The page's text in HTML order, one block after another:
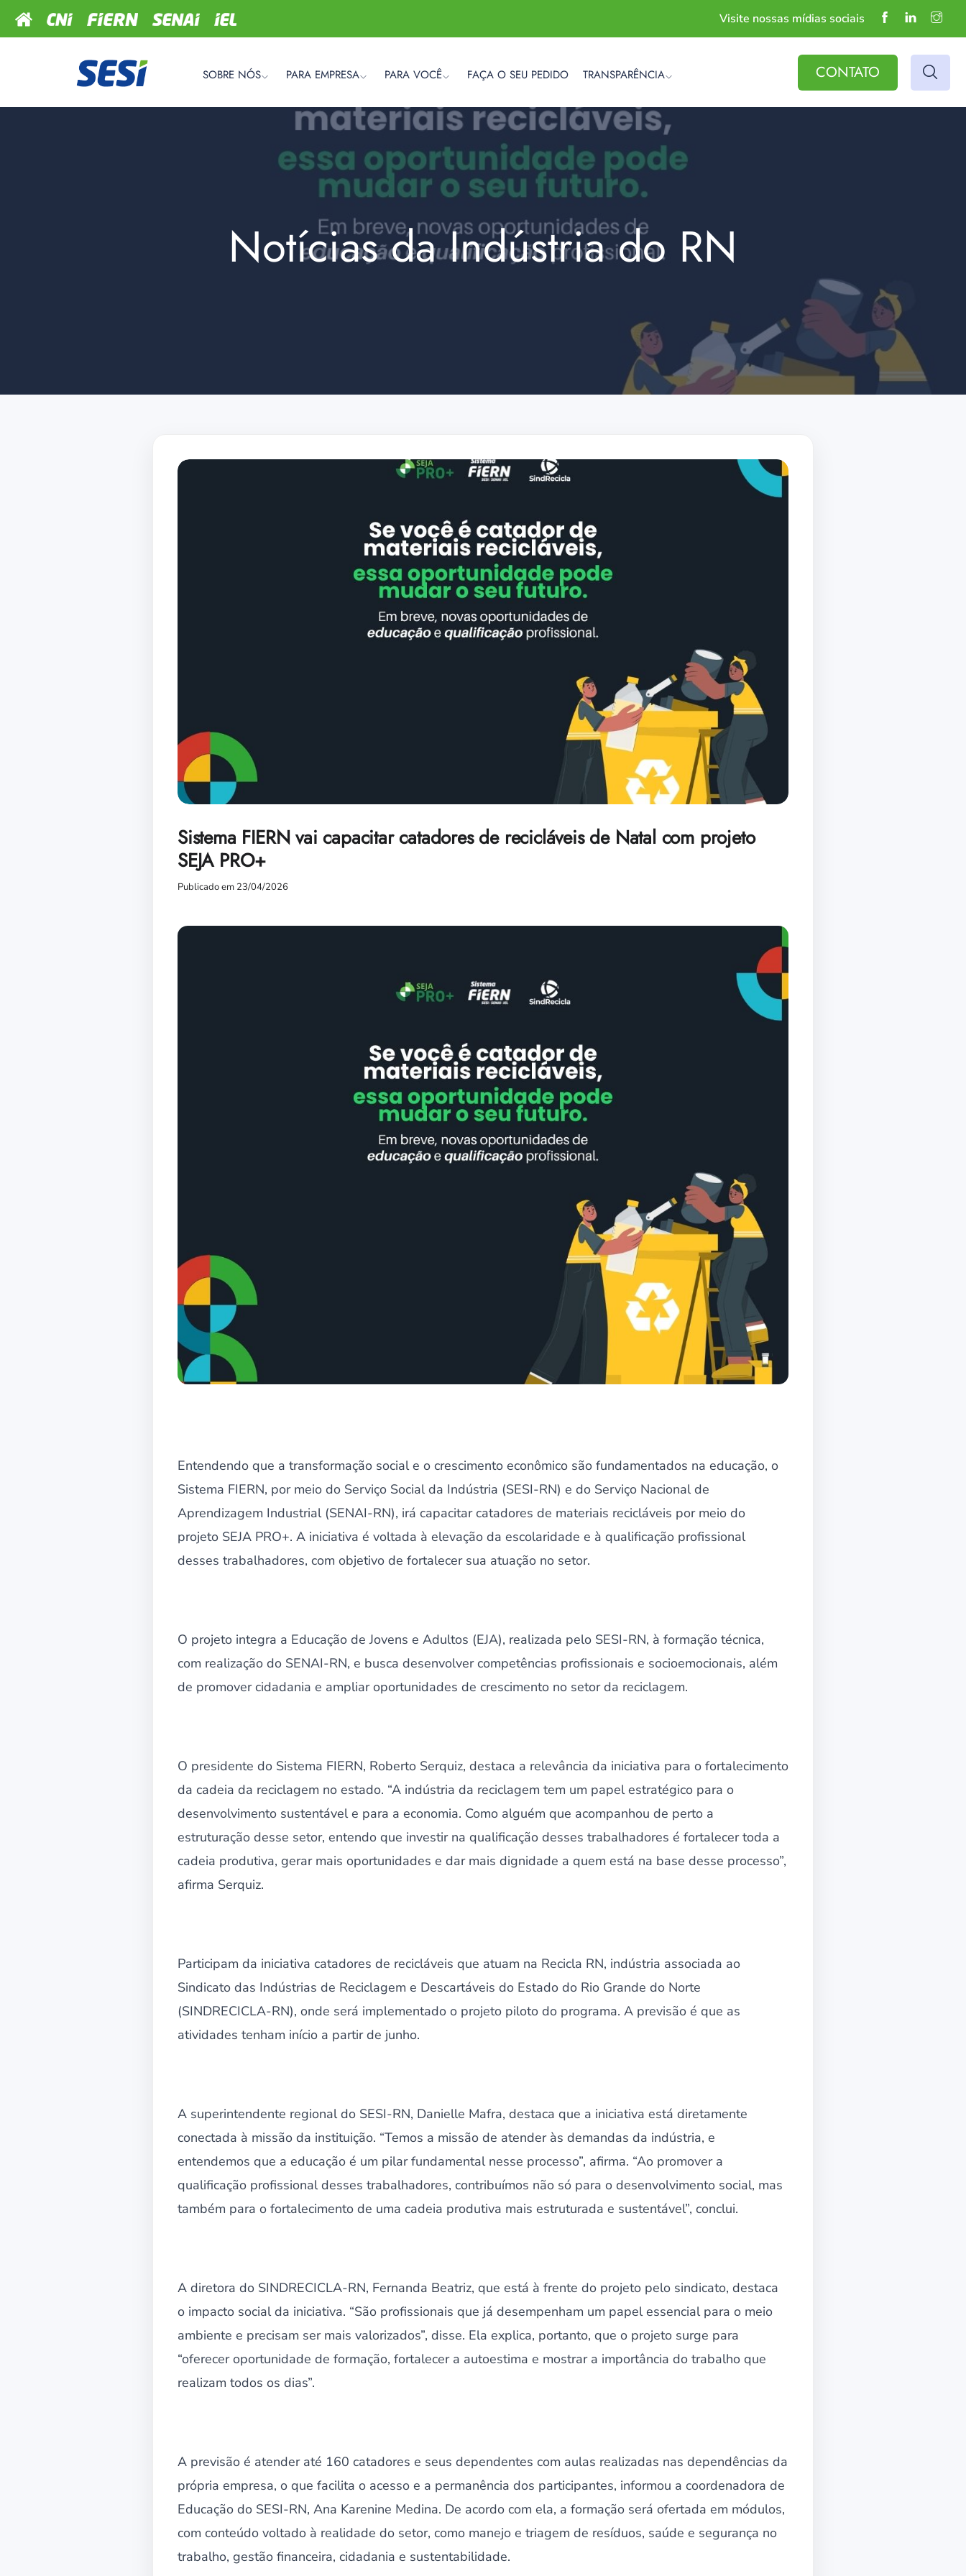
Visite nossas mídias sociais
SOBRE NÓS PARA EMPRESA PARA VOCÊ FAÇA O SEU PEDIDO TRANSPARÊNCIA CONTATO
Notícias da Indústria do RN
Sistema FIERN vai capacitar catadores de recicláveis de Natal com projeto
SEJA PRO+
Publicado em 23/04/2026
Entendendo que a transformação social e o crescimento econômico são fundamentados na educação, o
Sistema FIERN, por meio do Serviço Social da Indústria (SESI-RN) e do Serviço Nacional de
Aprendizagem Industrial (SENAI-RN), irá capacitar catadores de materiais recicláveis por meio do
projeto SEJA PRO+. A iniciativa é voltada à elevação da escolaridade e à qualificação profissional
desses trabalhadores, com objetivo de fortalecer sua atuação no setor.
O projeto integra a Educação de Jovens e Adultos (EJA), realizada pelo SESI-RN, à formação técnica,
com realização do SENAI-RN, e busca desenvolver competências profissionais e socioemocionais, além
de promover cidadania e ampliar oportunidades de crescimento no setor da reciclagem.
O presidente do Sistema FIERN, Roberto Serquiz, destaca a relevância da iniciativa para o fortalecimento
da cadeia da reciclagem no estado. “A indústria da reciclagem tem um papel estratégico para o
desenvolvimento sustentável e para a economia. Como alguém que acompanhou de perto a
estruturação desse setor, entendo que investir na qualificação desses trabalhadores é fortalecer toda a
cadeia produtiva, gerar mais oportunidades e dar mais dignidade a quem está na base desse processo”,
afirma Serquiz.
Participam da iniciativa catadores de recicláveis que atuam na Recicla RN, indústria associada ao
Sindicato das Indústrias de Reciclagem e Descartáveis do Estado do Rio Grande do Norte
(SINDRECICLA-RN), onde será implementado o projeto piloto do programa. A previsão é que as
atividades tenham início a partir de junho.
A superintendente regional do SESI-RN, Danielle Mafra, destaca que a iniciativa está diretamente
conectada à missão da instituição. “Temos a missão de atender às demandas da indústria, e
entendemos que a educação é um pilar fundamental nesse processo”, afirma. “Ao promover a
qualificação profissional desses trabalhadores, contribuímos não só para o desenvolvimento social, mas
também para o fortalecimento de uma cadeia produtiva mais estruturada e sustentável”, conclui.
A diretora do SINDRECICLA-RN, Fernanda Beatriz, que está à frente do projeto pelo sindicato, destaca
o impacto social da iniciativa. “São profissionais que já desempenham um papel essencial para o meio
ambiente e precisam ser mais valorizados”, disse. Ela explica, portanto, que o projeto surge para
“oferecer oportunidade de formação, fortalecer a autoestima e mostrar a importância do trabalho que
realizam todos os dias”.
A previsão é atender até 160 catadores e seus dependentes com aulas realizadas nas dependências da
própria empresa, o que facilita o acesso e a permanência dos participantes, informou a coordenadora de
Educação do SESI-RN, Ana Karenine Medina. De acordo com ela, a formação será ofertada em módulos,
com conteúdo voltado à realidade do setor, como manejo e triagem de resíduos, saúde e segurança no
trabalho, gestão financeira, cidadania e sustentabilidade.